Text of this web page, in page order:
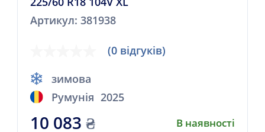
Артикул: 381938
(0 відгуків)
зимова
Румунія 2025
10 083 ₴ В наявності